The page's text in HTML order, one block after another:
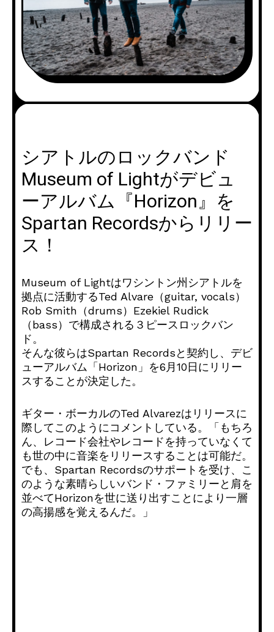
シアトルのロックバンド
Museum of Lightがデビュ
ーアルバム『Horizon』を
Spartan Recordsからリリー
ス！
Museum of Lightはワシントン州シアトルを
拠点に活動するTed Alvare（guitar, vocals）
Rob Smith（drums）Ezekiel Rudick
（bass）で構成される３ピースロックバン
ド。
そんな彼らはSpartan Recordsと契約し、デビ
ューアルバム「Horizon」を6月10日にリリー
スすることが決定した。
ギター・ボーカルのTed Alvarezはリリースに
際してこのようにコメントしている。「もちろ
ん、レコード会社やレコードを持っていなくて
も世の中に音楽をリリースすることは可能だ。
でも、Spartan Recordsのサポートを受け、こ
のような素晴らしいバンド・ファミリーと肩を
並べてHorizonを世に送り出すことにより一層
の高揚感を覚えるんだ。」